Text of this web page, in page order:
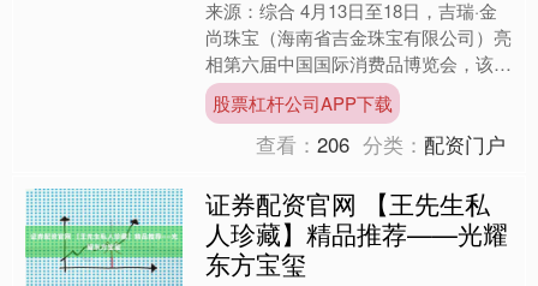
来源：综合 4月13日至18日，吉瑞·金
尚珠宝（海南省吉金珠宝有限公司）亮
相第六届中国国际消费品博览会，该展
区由中国珠宝玉石首饰行业协会与海南
国际经济发展局联合....
股票杠杆公司APP下载
查看：206 分类：配资门户
证券配资官网 【王先生私
人珍藏】精品推荐——光耀
东方宝玺